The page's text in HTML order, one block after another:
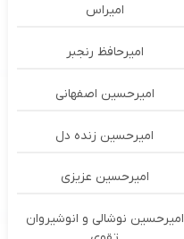
امیراس
امیرحافظ رنجبر
امیرحسین اصفهانی
امیرحسین زنده دل
امیرحسین عزیزی
امیرحسین نوشالی و انوشیروان